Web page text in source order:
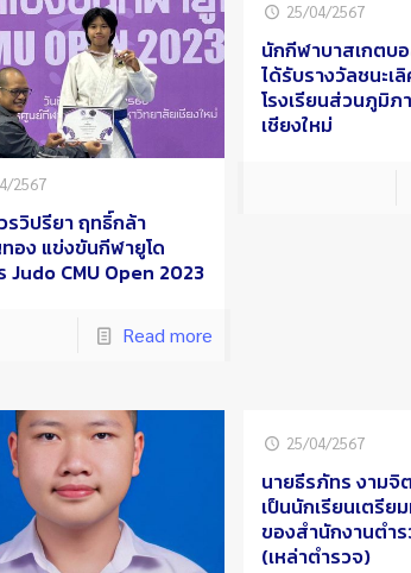
2567
รวิปรียา ฤทธิ์กล้า
อง แข่งขันกีฬายูโด
Judo CMU Open 2023
Read more
25/04/2567
นักกีฬาบาสเกตบ
ได้รับรางวัลชนะเ
โรงเรียนส่วนภูมิภ
เชียงใหม่
25/04/2567
นายธีรภัทร งามจิ
เป็นนักเรียนเตรีย
ของสำนักงานตำ
(เหล่าตำรวจ)